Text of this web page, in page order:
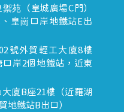
苑（皇城廣場C門）
皇崗口岸地鐵站E出
號外貿輕工大廈8樓
口岸2個地鐵站，近東
廈B座21樓（近羅湖
地鐵站B出口）